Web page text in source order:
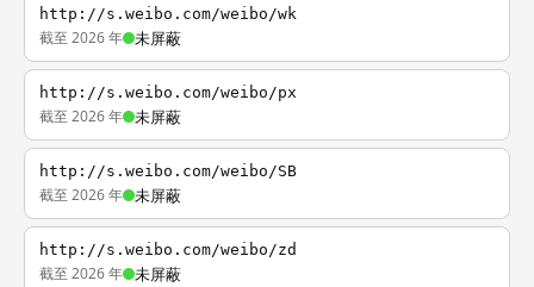
http://s.weibo.com/weibo/wk
截至 2026 年 未屏蔽
http://s.weibo.com/weibo/px
截至 2026 年 未屏蔽
http://s.weibo.com/weibo/SB
截至 2026 年 未屏蔽
http://s.weibo.com/weibo/zd
截至 2026 年 未屏蔽